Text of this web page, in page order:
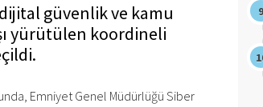
güvenlik ve kamu
yürütülen koordineli
Emniyet Genel Müdürlüğü Siber